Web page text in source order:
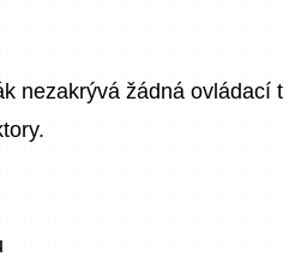
nezakrývá žádná ovládací t